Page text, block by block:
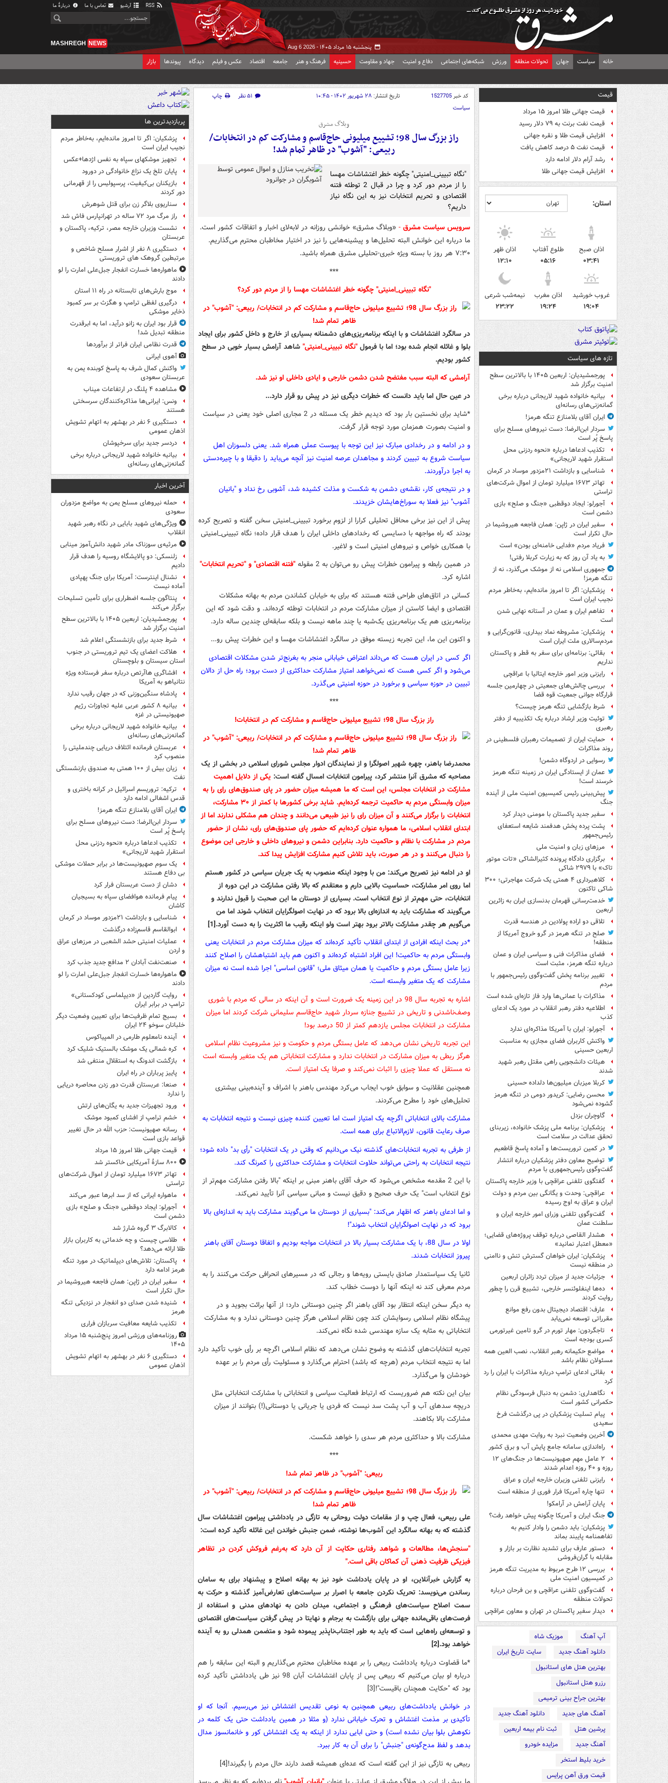
آرشیو تماس با ما دربارهٔ ما
پنجشنبه ۱۵ مرداد ۱۴۰۵ - Aug 6 2026
MASHREGH NEWS
خانه سیاست جهان تحولات منطقه ورزش شبکه‌های اجتماعی دفاع و امنیت جهاد و مقاومت حسینیه فرهنگ و هنر جامعه اقتصاد عکس و فیلم دیدگاه پیوندها بازار
قیمت
قیمت جهانی طلا امروز ۱۵ مرداد
قیمت نفت برنت به ۷۹ دلار رسید
افزایش قیمت طلا و نقره جهانی
قیمت نفت ۵ درصد کاهش یافت
رشد آرام دلار ادامه دارد
افزایش قیمت جهانی طلا
استان:
اذان صبح
۰۳:۴۱
طلوع آفتاب
۰۵:۱۶
اذان ظهر
۱۲:۱۰
غروب خورشید
۱۹:۰۴
اذان مغرب
۱۹:۲۴
نیمه‌شب شرعی
۲۳:۲۲
تازه های سیاست
پورجمشیدیان: اربعین ۱۴۰۵ با بالاترین سطح
امنیت برگزار شد
بیانیه خانواده شهید لاریجانی درباره برخی
گمانه‌زنی‌های رسانه‌ای
ایران آقای بلامنازع تنگه هرمز!
سردار ابن‌الرضا: دست نیروهای مسلح برای
پاسخ پُر است
تکذیب ادعاها درباره «نحوه ردزنی محل
استقرار شهید لاریجانی»
شناسایی و بازداشت ۲۱مزدور موساد در کرمان
تهاتر ۱۶۷۳ میلیارد تومان از اموال شرکت‌های
تراستی
آجورلو: ایجاد دوقطبی «جنگ و صلح‌» بازی
دشمن است
سفیر ایران در ژاپن: همان فاجعه هیروشیما در
حال تکرار است
فریاد مردم «فدایی خامنه‌ای بودن» است
به یاد آن روز که به زیارت کربلا رفتی!
جمهوری اسلامی نه از موشک می‌گذرد، نه از
تنگه هرمز!
پزشکیان: اگر تا امروز مانده‌ایم، به‌خاطر مردم
نجیب ایران است
تفاهم ایران و عمان در آستانه نهایی شدن
است
پزشکیان: مشروطه نماد بیداری، قانون‌گرایی و
مردم‌سالاری ملت ایران است
بقائی: برنامه‌ای برای سفر به قطر و پاکستان
نداریم
رایزنی وزیر امور خارجه ایتالیا با عراقچی
بررسی چالش‌های جمعیتی در چهارمین جلسه
قرارگاه جوانی جمعیت قوه قضا
شرط بازگشایی تنگه هرمز چیست؟
توئیت وزیر ارشاد درباره یک تکذیبیه از دفتر
رهبری
حمایت ایران از تصمیمات رهبران فلسطینی در
روند مذاکرات
رسوایی در اردوگاه دشمن!
عمان از ایستادگی ایران در زمینه تنگه هرمز
خرسند است!
پیش‌بینی رئیس کمیسیون امنیت ملی از آینده
جنگ
سفیر جدید پاکستان با مومنی دیدار کرد
پشت پرده پخش هدفمند شایعه استعفای
رئیس‌جمهور
مرزهای زبان و امنیت ملی
برگزاری دادگاه پرونده کثیرالشاکی «تات موتور
تاک» با ۲۹۷۹ شاکی
کلاهبرداری ۴ همتی یک شرکت مهاجرتی؛ ۳۰۰
شاکی تاکنون
خدمت‌رسانی قهرمان بدنسازی ایران به زائرین
اربعین
تلاقی دو اراده پولادین در هندسه قدرت
صلح در تنگه هرمز در گرو خروج آمریکا از
منطقه!
فضای مذاکرات فنی و سیاسی ایران و عمان
درباره تنگه هرمز، مثبت است
تغییر برنامه پخش گفت‌وگوی رئیس‌جمهور با
مردم
مذاکرات با عمانی‌ها وارد فاز تازه‌ای شده است
اطلاعیه دفتر رهبر انقلاب در مورد یک ادعای
کذب
آجورلو: ایران با آمریکا مذاکره‌ای ندارد
واکنش کاربران فضای مجازی به مناسبت
اربعین حسینی
هیئات دانشجویی راهی مقتل رهبر شهید
شدند
کربلا میزبان میلیون‌ها دلداده حسینی
محسن رضایی: کریدور دومی در تنگه هرمز
گشوده نمی‌شود
گاوچران بزدل
پزشکیان: برنامه ملی پزشک خانواده، زیربنای
تحقق عدالت در سلامت است
در کمین تروریست‌ها و آماده پاسخ قاطعیم
توضیح معاون دفتر پزشکیان درباره انتشار
گفت‌وگوی رئیس‌جمهوری با مردم
گفتگوی تلفنی عراقچی با وزیر خارجه پاکستان
عراقچی: وحدت و یگانگی بین مردم و دولت
ایران و عراق به اوج رسیده
گفت‌وگوی تلفنی وزرای امور خارجه ایران و
سلطنت عمان
هشدار القاصی درباره توقف پروژه‌های قضایی؛
«معطل اعتبار نمانید»
پزشکیان: ایران خواهان گسترش تنش و ناامنی
در منطقه نیست
جزئیات جدید از میزان تردد زائران اربعین
ده‌ها اینفلوئنسر خارجی، تشییع قرن را چطور
روایت کردند
عارف: اقتصاد دیجیتال بدون رفع موانع
مقرراتی توسعه نمی‌یابد
تاجگردون: مهار تورم در گرو تامین غیرتورمی
کسری بودجه است
مواضع حکیمانه رهبر انقلاب، نصب العین همه
مسئولان نظام باشد
بقائی ادعای ترامپ درباره مذاکرات با ایران را رد
کرد
نگاهداری: دشمن به دنبال فرسودگی نظام
حکمرانی کشور است
پیام تسلیت پزشکیان در پی درگذشت فرخ
سعیدی
آخرین وضعیت نبرد به روایت مهدی محمدی
راه‌اندازی سامانه جامع پایش آب و برق کشور
۲ عامل مهم صهیونیست‌ها در جنگ‌های ۱۲
روزه و ۴۰ روزه اعدام شدند
رایزنی تلفنی وزیران خارجه ایران و عراق
تنها چاره آمریکا فرار فوری از منطقه است
پایان آرامش در آرامکو!
جنگ ایران و آمریکا چگونه پیش خواهد رفت؟
پزشکیان: باید دشمن را وادار کنیم به
تفاهم‎نامه پایبند بماند
دستور عارف برای تشدید نظارت بر بازار و
مقابله با گران‌فروشی
بررسی ۱۲ طرح مربوط به مدیریت تنگه هرمز
در کمیسیون امنیت ملی
گفت‌وگوی تلفنی عراقچی و بن فرحان درباره
تحولات منطقه
دیدار سفیر پاکستان در تهران و معاون عراقچی
آپ آهنگ
موزیک شاه
دانلود آهنگ جدید
سایت تاریخ ایران
بهترین هتل های استانبول
رزرو هتل استانبول
بهترین جراح بینی ترمیمی
آهنگ های جدید
دانلود آهنگ جدید
پرشین هتل
ثبت نام بیمه اربعین
آهنگ جدید
مزایده خودرو
خرید بلیط استخر
قیمت ورق آهن پرایس
کد خبر1527705 تاریخ انتشار: ۲۸ شهریور ۱۴۰۲ - ۱۰:۴۵ ۵۱ نظر
چاپ
سیاست
وبلاگ مشرق
راز بزرگ سال 98؛ تشییع میلیونی حاج‌قاسم و مشارکت کم در انتخابات/
ربیعی: "آشوب" در ظاهر تمام شد!
"نگاه تبیینی_امنیتی" چگونه خطر اغتشاشات مهسا
را از مردم دور کرد و چرا در قبال 2 توطئه فتنه
اقتصادی و تحریم انتخابات نیز به این نگاه نیاز
داریم؟
سرویس سیاست مشرق - «وبلاگ مشرق» خوانشی روزانه در لابه‌لای اخبار و اتفاقات کشور است.
ما درباره این خوانش البته تحلیل‌ها و پیشینه‌هایی را نیز در اختیار مخاطبان محترم می‌گذاریم.
۷:۳۰ هر روز با بسته ویژه خبری-تحلیلی مشرق همراه باشید.
***
"نگاه تبیینی_امنیتی" چگونه خطر اغتشاشات مهسا را از مردم دور کرد؟
در سالگرد اغتشاشات و با اینکه برنامه‌ریزی‌های دشمنانه بسیاری از خارج و داخل کشور برای ایجاد
بلوا و غائله انجام شده بود؛ اما با فرمول "نگاه تبیینی_امنیتی" شاهد آرامش بسیار خوبی در سطح
کشور بودیم.
آرامشی که البته سبب مفتضح شدن دشمن خارجی و ایادی داخلی او نیز شد.
در عین حال اما باید دانست که خطرات دیگری نیز در پیش رو قرار دارد...
*شاید برای نخستین بار بود که دیدیم خطر یک مسئله در 2 مجاری اصلی خود یعنی در سیاست
و امنیت بصورت همزمان مورد توجه قرار گرفت.
و در ادامه و در رخدادی مبارک نیز این توجه با پیوست عملی همراه شد. یعنی دلسوزان اهل
سیاست شروع به تبیین کردند و مجاهدان عرصه امنیت نیز آنچه می‌باید را دقیقا و با چیره‌دستی
به اجرا درآوردند.
و در نتیجه‌ی کار، نقشه‌ی دشمن به شکست و مذلت کشیده شد، آشوبی رخ نداد و "بانیان
آشوب" نیز فعلا به سوراخ‌هایشان خزیدند.
پیش از این نیز برخی محافل تحلیلی کرارا از لزوم برخورد تبیینی_امنیتی سخن گفته و تصریح کرده
بودند که راه مواجهه با دسایسی که رخدادهای داخلی ایران را هدف قرار داده؛ نگاه تبیینی_امنیتی
با همکاری خواص و نیروهای امنیتی است و لاغیر.
در همین رابطه و پیرامون خطرات پیش رو می‌توان به 2 مقوله
"فتنه اقتصادی" و "تحریم انتخابات"
اشاره کرد.
کسانی در اتاق‌های طراحی فتنه هستند که برای به خیابان کشاندن مردم به بهانه مشکلات
اقتصادی و ایضا کاستن از میزان مشارکت مردم در انتخابات توطئه کرده‌اند. و دقت شود که این
برنامه‌ریزی هم یک برنامه‌ریزی یک‌شبه یا چند ماهه نیست و بلکه سابقه‌ای چندین ساله دارد.
و اکنون این ما، این تجربه زیسته موفق در سالگرد اغتشاشات مهسا و این خطرات پیش رو...
اگر کسی در ایران هست که می‌داند اعتراض خیابانی منجر به بغرنج‌تر شدن مشکلات اقتصادی
می‌شود و اگر کسی هست که نمی‌خواهد امتیاز مشارکت حداکثری از دست برود؛ راه حل از دالان
تبیین در حوزه سیاسی و برخورد در حوزه امنیتی می‌گذرد.
***
راز بزرگ سال 98؛ تشییع میلیونی حاج‌قاسم و مشارکت کم در انتخابات!
محمدرضا باهنر، چهره شهیر اصولگرا و از نمایندگان ادوار مجلس شورای اسلامی در بخشی از یک
مصاحبه که مشرق آنرا منتشر کرد، پیرامون انتخابات امسال گفته است: یکی از دلایل اهمیت
مشارکت در انتخابات مجلس، این است که ما همیشه میزان حضور در پای صندوق‌های رای را به
میزان وابستگی مردم به حاکمیت ترجمه کرده‌ایم. شاید برخی کشورها با کمتر از ۳۰ مشارکت،
انتخابات را برگزار می‌کنند و آن میزان رای را نیز طبیعی می‌دانند و چندان هم مشکلی ندارند اما از
ابتدای انقلاب اسلامی، ما همواره عنوان کرده‌ایم که حضور پای صندوق‌های رای، نشان از حضور
مردم در مشارکت با نظام و حاکمیت دارد. بنابراین دشمن و نیروهای داخلی و خارجی این موضوع
را دنبال می‌کنند و در هر صورت، باید تلاش کنیم مشارکت افزایش پیدا کند.
او در ادامه نیز تصریح می‌کند: من با وجود اینکه منصوب به یک جریان سیاسی در کشور هستم
اما روی امر مشارکت، حساسیت بالایی دارم و معتقدم که بالا رفتن مشارکت در این دوره از
انتخابات، حتی مهم‌تر از نوع انتخاب است. بسیاری از دوستان ما این صحبت را قبول ندارند و
می‌گویند که مشارکت باید به اندازه‌ای بالا برود که در نهایت اصولگرایان انتخاب شوند اما من
می‌گویم هر چقدر مشارکت بالاتر برود بهتر است ولو اینکه رقیب ما اکثریت را به دست آورد.
[1]
*در بحث اینکه افرادی از ابتدای انقلاب تأکید کرده‌اند که میزان مشارکت مردم در انتخابات یعنی
وابستگی مردم به حاکمیت! این افراد اشتباه کرده‌اند و اکنون هم باید اشتباهشان را اصلاح کنند
زیرا عامل بستگی مردم و حاکمیت یا همان میثاق ملی؛ "قانون اساسی" اجرا شده است نه میزان
مشارکت که یک متغیر وابسته است.
اشاره به تجربه سال 98 در این زمینه یک ضرورت است و آن اینکه در سالی که مردم با شوری
وصف‌ناشدنی و تاریخی در تشییع جنازه سردار شهید حاج‌قاسم سلیمانی شرکت کردند اما میزان
مشارکت در انتخابات مجلس یازدهم کمتر از 50 درصد بود!
این تجربه تاریخی نشان می‌دهد که عامل بستگی مردم و حکومت و نیز مشروعیت نظام اسلامی
هرگز ربطی به میزان مشارکت در انتخابات ندارد و مشارکت انتخاباتی هم یک متغیر وابسته است
نه مستقل که عملا چیزی را اثبات نمی‌کند و صرفا یک امتیاز است.
همچنین عقلانیت و سوابق خوب ایجاب می‌کرد مهندس باهنر با اشراف و آینده‌بینی بیشتری
تحلیل‌های خود را مطرح می‌کردند.
مشارکت بالای انتخاباتی اگرچه یک امتیاز است اما تعیین کننده چیزی نیست و نتیجه انتخابات به
صرف رعایت قانون، لازم‌الاتباع برای همه است.
از طرفی به تجربه انتخابات‌های گذشته نیک می‌دانیم که وقتی در یک انتخابات "رأی بد" داده شود؛
نتیجه انتخابات به راحتی می‌تواند حلاوت انتخابات و مشارکت حداکثری را کمرنگ کند.
با این 2 مقدمه مشخص می‌شود که حرف آقای باهنر مبنی بر اینکه "بالا رفتن مشارکت مهم‌تر از
نوع انتخاب است" یک حرف صحیح و دقیق نیست و مبانی سیاسی آنرا تأیید نمی‌کند.
و اما ادعای باهنر که اظهار می‌کند: "بسیاری از دوستان ما می‌گویند مشارکت باید به اندازه‌ای بالا
برود که در نهایت اصولگرایان انتخاب شوند"!
اولا در سال 88، با یک مشارکت بسیار بالا در انتخابات مواجه بودیم و اتفاقا دوستان آقای باهنر
پیروز انتخابات شدند.
ثانیا یک سیاستمدار صادق بایستی رویه‌ها و رجالی که در مسیرهای انحرافی حرکت می‌کنند را به
مردم معرفی کند نه اینکه آنها را دوست خطاب کند.
به دیگر سخن اینکه انتظار بود آقای باهنر اگر چنین دوستانی دارد؛ از آنها برائت بجوید و در
پیشگاه نظام اسلامی رسوایشان کند چون نظام اسلامی هرگز چنین دوستانی ندارد و به مشارکت
انتخاباتی به مثابه یک سازه مهندسی شده نگاه نمی‌کند.
تجربه انتخابات‌های گذشته به وضوح نشان می‌دهد که نظام اسلامی اگرچه بر رأی خوب تأکید دارد
اما به نتیجه انتخاب مردم (هرچه که باشد) احترام می‌گذارد و مسئولیت رأی مردم را بر عهده
خودشان وا می‌گذارد.
بیان این نکته هم ضروریست که ارتباط فعالیت سیاسی و انتخاباتی با مشارکت انتخاباتی مثل
دریچه سدهای آب و آب پشت سد نیست که فردی یا جریانی یا دوستانی(!) بتوانند از میزان
مشارکت بالا بکاهند.
مشارکت بالا و حداکثری مردم هر سدی را خواهد شکست.
***
ربیعی: "آشوب" در ظاهر تمام شد!
علی ربیعی، فعال چپ و از مقامات دولت روحانی به تازگی در یادداشتی پیرامون اغتشاشات سال
گذشته که به بهانه سالگرد این آشوب‌ها نوشته، ضمن جنبش خواندن این غائله تأکید کرده است:
"سنجش‌ها، مطالعات و شواهد رفتاری حکایت از آن دارد که به‌رغم فروکش کردن در تظاهر
فیزیکی ظرفیت ذهنی آن کماکان باقی است."
به گزارش خبرآنلاین، او در پایان یادداشت خود نیز به بهانه اصلاح و پیشنهاد برای به سامان
رساندن می‌نویسد: تحریک نکردن جامعه با اصرار بر سیاست‌های تعارض‌آمیز گذشته و حرکت به
سمت اصلاح سیاست‌های فرهنگی و اجتماعی، میدان دادن به نهادهای مدنی و استفاده از
فرصت‌های باقی‌مانده جهانی برای بازگشت به برجام و نهایتا در پیش گرفتن سیاست‌های اقتصادی
و توسعه‌ای راه‌هایی است که باید به ‌طور اجتناب‌ناپذبر پیموده شود و متضمن همدلی رو به آینده
خواهد بود.[2]
*ما قضاوت درباره یادداشت ربیعی را بر عهده مخاطبان محترم می‌گذاریم و البته این سابقه را هم
درباره او بیان می‌کنیم که ربیعی پس از پایان اغتشاشات آبان 98 نیز طی یادداشتی تأکید کرده
بود که "حکایت همچنان باقیست"![3]
در خوانش یادداشت‌های ربیعی همچنین به نوعی تقدیس اغتشاش نیز می‌رسیم. آنجا که او
تأکیدی بر مذمت اغتشاش و تحرک خیابانی ندارد (و مثلا در همین یادداشت حتی یک کلمه در
نکوهش بلوا بیان نشده است) و حتی ابایی ندارد از اینکه به یک اغتشاش کور و خانمانسوز مدال
بدهد و لفظ مدح‌گونه‌ی "جنبش" را برای آن به کار ببرد.
ربیعی به تازگی نیز از این گفته است که عده‌ای همیشه قصد دارند حال مردم را بگیرند![4]
پربازدیدترین ها
پزشکیان: اگر تا امروز مانده‌ایم، به‌خاطر مردم
نجیب ایران است
تجهیز موشکهای سپاه به نفس اژدها+عکس
پایان تلخ یک نزاع خانوادگی در دورود
بازیکنان بی‌کیفیت، پرسپولیس را از قهرمانی
دور کردند
سناریوی بلاگر زن برای قتل شوهرش
راز مرگ مرد ۷۲ ساله در تهرانپارس فاش شد
نشست وزیران خارجه مصر، ترکیه، پاکستان و
عربستان
دستگیری ۸ نفر از اشرار مسلح شاخص و
مرتبطین گروهک های تروریستی
ماهواره‌ها خسارت انفجار جبل‌علی امارت را لو
دادند
موج بارش‌های تابستانه در راه ۱۱ استان
درگیری لفظی ترامپ و هگزث بر سر کمبود
ذخایر موشکی
قرار بود ایران به زانو درآید، اما به ابرقدرت
منطقه تبدیل شد!
قدرت نظامی ایران فراتر از برآوردها
آهوی ایرانی
واکنش کمال شرف به پاسخ کوبنده یمن به
عربستان سعودی
مشاهده ۴ پلنگ در ارتفاعات میناب
ونس: ایرانی‌ها مذاکره‌کنندگان سرسختی
هستند
دستگیری ۶ نفر در بهشهر به اتهام تشویش
اذهان عمومی
دردسر جدید برای سرخپوشان
بیانیه خانواده شهید لاریجانی درباره برخی
گمانه‌زنی‌های رسانه‌ای
آخرین اخبار
حمله نیروهای مسلح یمن به مواضع مزدوران
سعودی
ویژگی‌های شهید بابایی در نگاه رهبر شهید
انقلاب
مرثیه‌ی سوزناک مادر شهید دانش‌آموز مینابی
زلنسکی: دو پالایشگاه روسیه را هدف قرار
دادیم
نشنال اینترست: آمریکا برای جنگ پهپادی
آماده نیست
پنتاگون جلسه اضطراری برای تأمین تسلیحات
برگزار می‌کند
پورجمشیدیان: اربعین ۱۴۰۵ با بالاترین سطح
امنیت برگزار شد
شرط جدید برای بازنشستگی اعلام شد
هلاکت اعضای یک تیم تروریستی در جنوب
استان سیستان و بلوچستان
افشاگری هاآرتص درباره سفر فرستاده ویژه
نتانیاهو به آمریکا
پادشاه سنگین‌وزنی که در جهان رقیب ندارد
بیانیه ۸ کشور عربی علیه تجاوزات رژیم
صهیونیستی در غزه
بیانیه خانواده شهید لاریجانی درباره برخی
گمانه‌زنی‌های رسانه‌ای
عربستان فرمانده ائتلاف دریایی چندملیتی را
منصوب کرد
زیان بیش از ۱۰۰ همتی به صندوق‌ بازنشستگی
نفت
ترکیه: تروریسم اسرائیل در کرانه باختری و
قدس اشغالی ادامه دارد
ایران آقای بلامنازع تنگه هرمز!
سردار ابن‌الرضا: دست نیروهای مسلح برای
پاسخ پُر است
تکذیب ادعاها درباره «نحوه ردزنی محل
استقرار شهید لاریجانی»
یک‌ سوم صهیونیست‌ها در برابر حملات موشکی
بی دفاع هستند
دشان از دست عربستان فرار کرد
پیام فرمانده هوافضای سپاه به بسیجیان
کاشان
شناسایی و بازداشت ۲۱مزدور موساد در کرمان
ابوالقاسم قاسم‌زاده درگذشت
عملیات امنیتی حشد الشعبی در مرزهای عراق
و اردن
صنعت‌نفت آبادان ۲ مدافع جدید جذب کرد
ماهواره‌ها خسارت انفجار جبل‌علی امارت را لو
دادند
روایت گاردین از «دیپلماسی کودکستانی»
ترامپ در برابر ایران
بسیج تمام ظرفیت‌ها برای تعیین وضعیت دیگر
خلبانان سوخو ۲۴ ایران
آینده نامعلوم طارمی در المپیاکوس
کره شمالی یک موشک بالستیک شلیک کرد
بازگشت اندونگ به استقلال منتفی شد
پاییز پرباران در راه ایران
صنعا: عربستان قدرت دور زدن محاصره دریایی
را ندارد
ورود تجهیزات جدید به یگان‌های ارتش
خشم ترامپ از افشای کمبود موشک
رسانه صهیونیست: حزب الله در حال تغییر
قواعد بازی است
قیمت جهانی طلا امروز ۱۵ مرداد
۸۰۰ سازۀ آمریکایی خاکستر شد
تهاتر ۱۶۷۳ میلیارد تومان از اموال شرکت‌های
تراستی
ماهواره ایرانی که از سد ابرها عبور می‌کند
آجورلو: ایجاد دوقطبی «جنگ و صلح‌» بازی
دشمن است
کالابرگ ۳ گروه شارژ شد
طلاسی چیست و چه خدماتی به کاربران بازار
طلا ارائه می‌دهد؟
پاکستان: تلاش‌های دیپلماتیک در مورد تنگه
هرمز ادامه دارد
سفیر ایران در ژاپن: همان فاجعه هیروشیما در
حال تکرار است
شنیده شدن صدای دو انفجار در نزدیکی تنگه
هرمز
تکذیب شایعه معافیت سربازان فراری
روزنامه‌های ورزشی امروز پنج‌شنبه ۱۵ مرداد
۱۴۰۵
دستگیری ۶ نفر در بهشهر به اتهام تشویش
اذهان عمومی